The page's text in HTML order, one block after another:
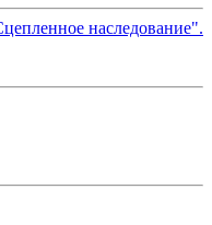
наследование".